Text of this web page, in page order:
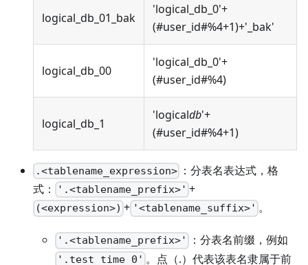
logical_db_01_bak
'logical_db_0'+
(#user_id#%4+1)+'_bak'
logical_db_00
'logical_db_0'+
(#user_id#%4)
logical_db_1
'logicaldb'+
(#user_id#%4+1)
.<tablename_expression> ：分表名表达式，格
式：
'.<tablename_prefix>' +
(<expression>) + '<tablename_suffix>' 。
'.<tablename_prefix>' ：分表名前缀，例如
'.test_time_0' 。点（.）代表该表名隶属于前